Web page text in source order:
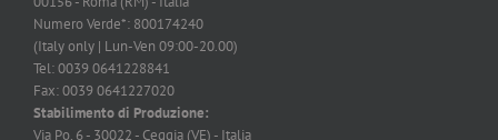
Numero Verde*: 800174240
(Italy only | Lun-Ven 09:00-20.00)
Tel: 0039 0641228841
Fax: 0039 0641227020
Stabilimento di Produzione:
Via Po, 6 - 30022 - Ceggia (VE) - Italia